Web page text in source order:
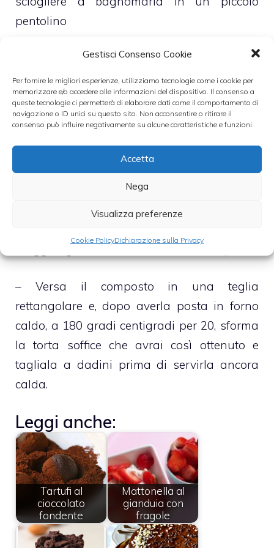
Gestisci Consenso Cookie
Per fornire le migliori esperienze, utilizziamo tecnologie come i cookie per
memorizzare e/o accedere alle informazioni del dispositivo. Il consenso a
queste tecnologie ci permetterà di elaborare dati come il comportamento di
navigazione o ID unici su questo sito. Non acconsentire o ritirare il
consenso può influire negativamente su alcune caratteristiche e funzioni.
Accetta
Nega
Visualizza preferenze
Cookie PolicyDichiarazione sulla Privacy
pentolino
– Unisci il tutto al burro, ammorbidito ma
non completamente sciolto, ed allo zucchero
– Mescola, dunque, con l’aiuto di una
sbattitore elettrico e, non appena avrai
ottenuto una crema densa e soffice,
aggiungi anche le uova, precedentemente
sbattute a mano, e la farina setacciata
insieme alla fecola di patate
– Aggiungi, da ultimo, anche il mascarpone
– Versa il composto in una teglia
rettangolare e, dopo averla posta in forno
caldo, a 180 gradi centigradi per 20, sforma
la torta soffice che avrai così ottenuto e
tagliala a dadini prima di servirla ancora
calda.
Leggi anche:
Tartufi al
cioccolato
fondente
Mattonella al
gianduia con
fragole